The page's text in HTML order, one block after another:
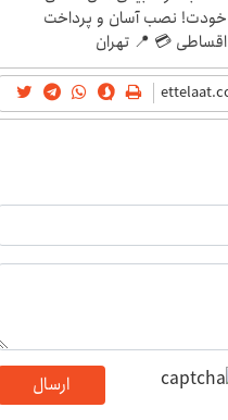
خودت! نصب آسان و پرداخت
اقساطی 💳 📍 تهران
ارسال